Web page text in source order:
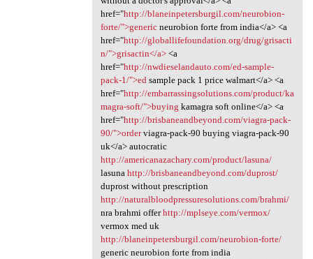
href="http://blaneinpetersburgil.com/neurobion-
forte/">genericneurobion forte from india</a> <a
href="http://globallifefoundation.org/drug/grisacti
n/">grisactin</a><a
href="http://nwdieselandauto.com/ed-sample-
pack-1/">ed sample pack 1 price walmart</a> <a
href="http://embarrassingsolutions.com/product/ka
magra-soft/">buying kamagra soft online</a> <a
href="http://brisbaneandbeyond.com/viagra-pack-
90/">orderviagra-pack-90 buying viagra-pack-90
uk</a> autocratic
http://americanazachary.com/product/lasuna/
lasuna http://brisbaneandbeyond.com/duprost/
duprost without prescription
http://naturalbloodpressuresolutions.com/brahmi/
nra brahmi offerhttp://mplseye.com/vermox/
vermox med uk
http://blaneinpetersburgil.com/neurobion-forte/
generic neurobion forte from india